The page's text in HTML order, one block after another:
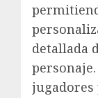
detallada
jugadores